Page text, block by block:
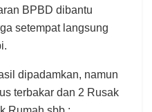
BPBD dibantu
setempat langsung
dipadamkan, namun
terbakar dan 2 Rusak